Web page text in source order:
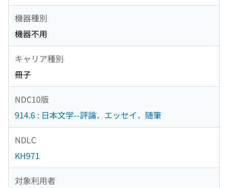
機器種別
機器不用
キャリア種別
冊子
NDC10版
914.6 : 日本文学--評論．エッセイ．随筆
NDLC
KH971
対象利用者